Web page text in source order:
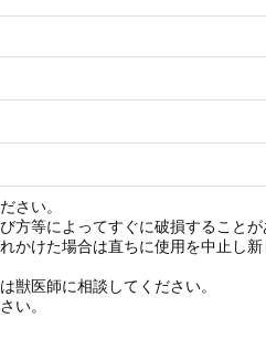
さい。
方等によってすぐに破損することが
かけた場合は直ちに使用を中止し
獣医師に相談してください。
い。